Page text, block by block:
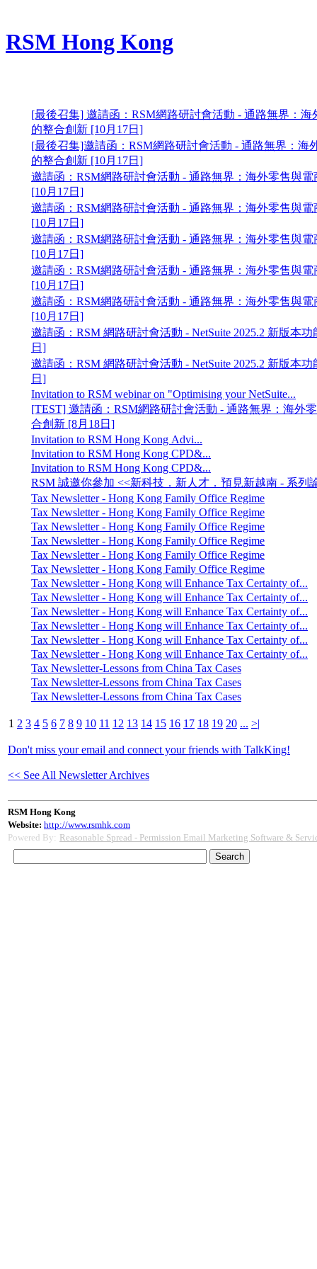
RSM Hong Kong
[最後召集] 邀請函：RSM網路研討會活動 - 通路無界： 海
的整合創新 [10月17日]
[最後召集]邀請函：RSM網路研討會活動 - 通路無界： 海
的整合創新 [10月17日]
邀請函：RSM網路研討會活動 - 通路無界： 海外零售與
[10月17日]
邀請函：RSM網路研討會活動 - 通路無界： 海外零售與
[10月17日]
邀請函：RSM網路研討會活動 - 通路無界： 海外零售與
[10月17日]
邀請函：RSM網路研討會活動 - 通路無界： 海外零售與
[10月17日]
邀請函：RSM網路研討會活動 - 通路無界： 海外零售與
[10月17日]
邀請函：RSM 網路研討會活動 - NetSuite 2025.2 新版本功
日]
邀請函：RSM 網路研討會活動 - NetSuite 2025.2 新版本功
日]
Invitation to RSM webinar on "Optimising your NetSuite...
[TEST] 邀請函：RSM網路研討會活動 - 通路無界： 海外
合創新 [8月18日]
Invitation to RSM Hong Kong Advi...
Invitation to RSM Hong Kong CPD&...
Invitation to RSM Hong Kong CPD&...
RSM 誠邀你參加 <<新科技．新人才．預見新越南 - 系列
Tax Newsletter - Hong Kong Family Office Regime
Tax Newsletter - Hong Kong Family Office Regime
Tax Newsletter - Hong Kong Family Office Regime
Tax Newsletter - Hong Kong Family Office Regime
Tax Newsletter - Hong Kong Family Office Regime
Tax Newsletter - Hong Kong Family Office Regime
Tax Newsletter - Hong Kong will Enhance Tax Certainty of...
Tax Newsletter - Hong Kong will Enhance Tax Certainty of...
Tax Newsletter - Hong Kong will Enhance Tax Certainty of...
Tax Newsletter - Hong Kong will Enhance Tax Certainty of...
Tax Newsletter - Hong Kong will Enhance Tax Certainty of...
Tax Newsletter - Hong Kong will Enhance Tax Certainty of...
Tax Newsletter-Lessons from China Tax Cases
Tax Newsletter-Lessons from China Tax Cases
Tax Newsletter-Lessons from China Tax Cases
1 2 3 4 5 6 7 8 9 10 11 12 13 14 15 16 17 18 19 20 ... >|
Don't miss your email and connect your friends with TalkKing!
<< See All Newsletter Archives
RSM Hong Kong
Website: http://www.rsmhk.com
Powered By: Reasonable Spread - Permission Email Marketing Software &